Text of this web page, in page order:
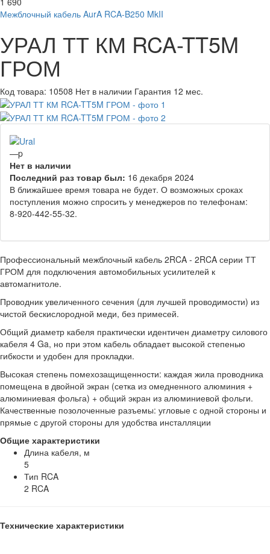
Межблочный кабель AurA RCA-B250 MkII
УРАЛ ТТ КМ RCA-TT5M
ГРОМ
Код товара: 10508 Нет в наличии Гарантия 12 мес.
—p
Нет в наличии
Последний раз товар был: 16 декабря 2024
В ближайшее время товара не будет. О возможных сроках
поступления можно спросить у менеджеров по телефонам:
8-920-442-55-32.
Профессиональный межблочный кабель 2RCA - 2RCA серии ТТ
ГРОМ для подключения автомобильных усилителей к
автомагнитоле.
Проводник увеличенного сечения (для лучшей проводимости) из
чистой бескислородной меди, без примесей.
Общий диаметр кабеля практически идентичен диаметру силового
кабеля 4 Ga, но при этом кабель обладает высокой степенью
гибкости и удобен для прокладки.
Высокая степень помехозащищенности: каждая жила проводника
помещена в двойной экран (сетка из омедненного алюминия +
алюминиевая фольга) + общий экран из алюминиевой фольги.
Качественные позолоченные разъемы: угловые с одной стороны и
прямые с другой стороны для удобства инсталляции
Общие характеристики
Длина кабеля, м
5
Тип RCA
2 RCA
Технические характеристики